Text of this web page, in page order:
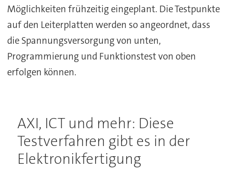
Möglichkeiten frühzeitig eingeplant. Die Testpunkte
auf den Leiterplatten werden so angeordnet, dass
die Spannungsversorgung von unten,
Programmierung und Funktionstest von oben
erfolgen können.
AXI, ICT und mehr: Diese
Testverfahren gibt es in der
Elektronikfertigung